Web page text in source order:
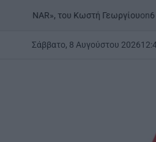
Κωστή Γεωργίουon6 Αυγούστου 2026
Σάββατο, 8 Αυγούστου 202612: